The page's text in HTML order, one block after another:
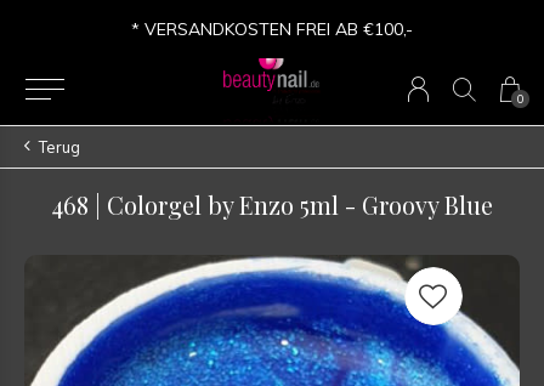
0
* FREE SHIPPING FROM €100,-
Terug
468 | Colorgel by Enzo 5ml - Groovy Blue